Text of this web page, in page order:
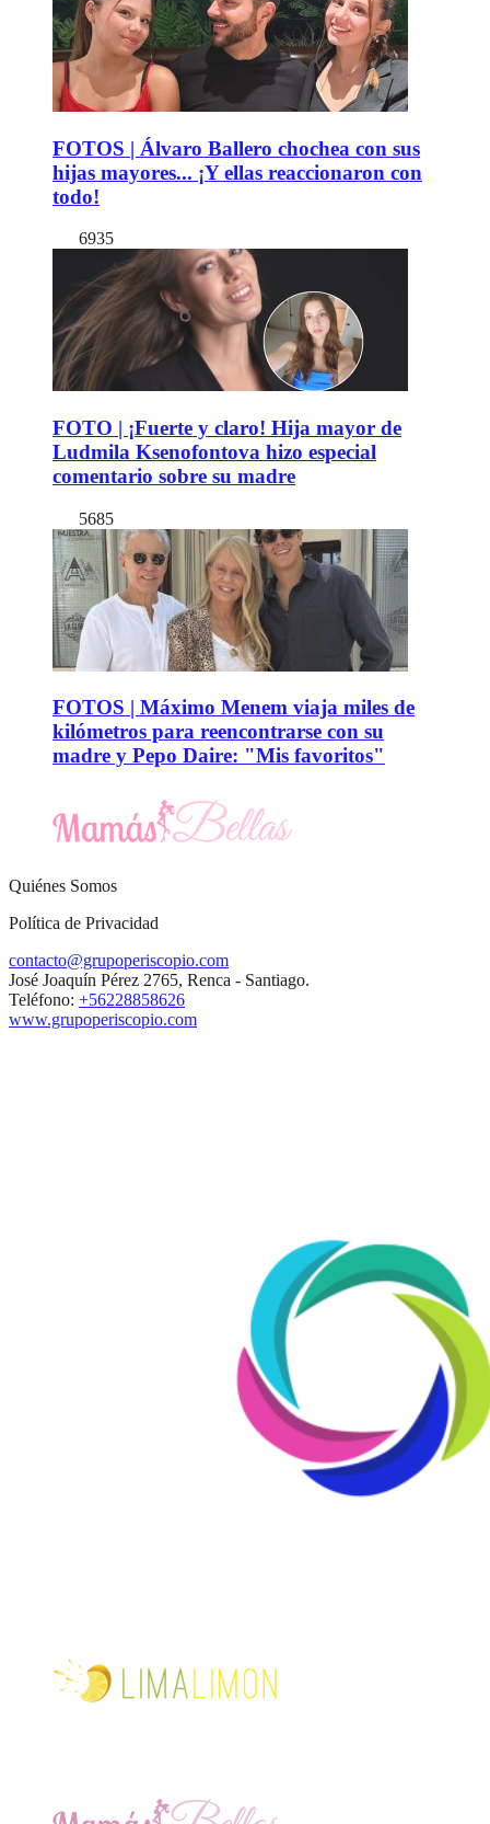
FOTOS | Álvaro Ballero chochea con sus
hijas mayores... ¡Y ellas reaccionaron con
todo!
6935
FOTO | ¡Fuerte y claro! Hija mayor de
Ludmila Ksenofontova hizo especial
comentario sobre su madre
5685
FOTOS | Máximo Menem viaja miles de
kilómetros para reencontrarse con su
madre y Pepo Daire: "Mis favoritos"
Quiénes Somos
Política de Privacidad
contacto@grupoperiscopio.com
José Joaquín Pérez 2765, Renca - Santiago.
Teléfono: +56228858626
www.grupoperiscopio.com